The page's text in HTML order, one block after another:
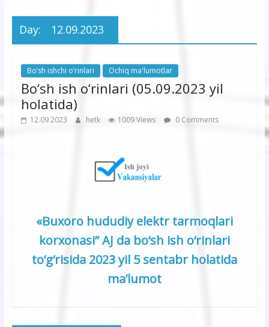
korxonasi”
Day: 12.09.2023
Bo’sh ishchi o’rinlari Ochiq ma'lumotlar
Bo‘sh ish o‘rinlari (05.09.2023 yil
holatida)
12.09.2023 hetk 1009 Views 0 Comments
«Buxoro hududiy elektr tarmoqlari
korxonasi” AJ da bo‘sh ish o‘rinlari
to‘g‘risida 2023 yil 5 sentabr holatida
ma’lumot